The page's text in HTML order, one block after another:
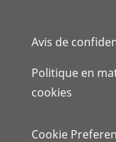
Avis de
Politique en
cookies
Cookie